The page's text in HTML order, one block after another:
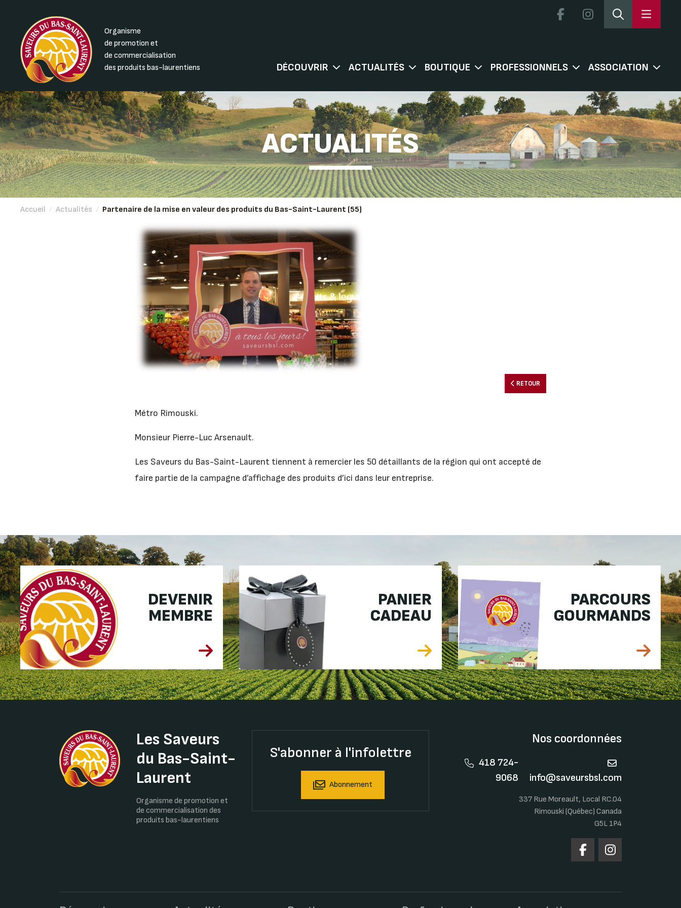
Organisme
de promotion et
de commercialisation
des produits bas-laurentiens
DÉCOUVRIR ACTUALITÉS BOUTIQUE PROFESSIONNELS ASSOCIATION
ACTUALITÉS
Accueil / Actualités / Partenaire de la mise en valeur des produits du Bas-Saint-Laurent (55)
RETOUR
Métro Rimouski.
Monsieur Pierre-Luc Arsenault.
Les Saveurs du Bas-Saint-Laurent tiennent à remercier les 50 détaillants de la région qui ont accepté de
faire partie de la campagne d’affichage des produits d’ici dans leur entreprise.
DEVENIR
MEMBRE
PANIER
CADEAU
PARCOURS
GOURMANDS
Les Saveurs
du Bas-Saint-
Laurent
Organisme de promotion et
de commercialisation des
produits bas-laurentiens
S'abonner à l'infolettre
Abonnement
Nos coordonnées
418 724-
9068
info@saveursbsl.com
337 Rue Moreault, Local RC.04
Rimouski (Québec) Canada
G5L 1P4